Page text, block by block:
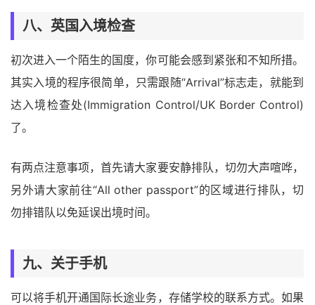
八、英国入境检查
初次进入一个陌生的国度，你可能会感到紧张和不知所措。
其实入境的程序很简单，只需跟随“Arrival”标志走，就能到
达入境检查处(Immigration Control/UK Border Control)
了。
有两点注意事项，首先请大家要安静排队，切勿大声喧哗，
另外请大家前往“All other passport”的区域进行排队，切
勿排错队以免延误出境时间。
九、关于手机
可以将手机开通国际长途业务，存储学校的联系方式。如果